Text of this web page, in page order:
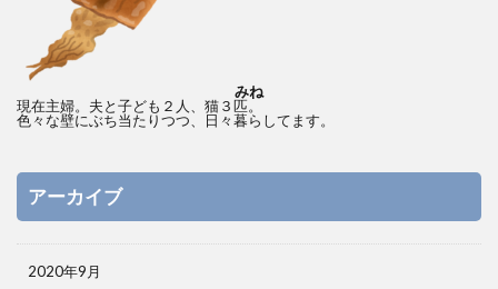
みね
現在主婦。夫と子ども２人、猫３匹。
色々な壁にぶち当たりつつ、日々暮らしてます。
アーカイブ
2020年9月